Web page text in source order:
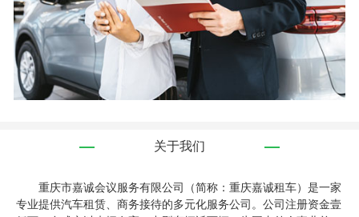
关于我们
重庆市嘉诚会议服务有限公司（简称：重庆嘉诚租车）是一家
专业提供汽车租赁、商务接待的多元化服务公司。公司注册资金壹